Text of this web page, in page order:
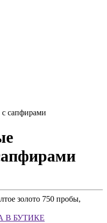
золото 750 пробы,
В БУТИКЕ